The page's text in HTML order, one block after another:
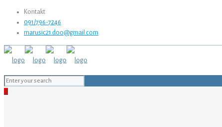
Kontakt
091/796-7246
marusic21.doo@gmail.com
0